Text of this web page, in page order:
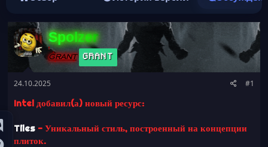
а
Spolzer
GRANT GRANT
24.10.2025 #1
Intel добавил(а) новый ресурс:
Tiles - Уникальный стиль, построенный на концепции
плиток.